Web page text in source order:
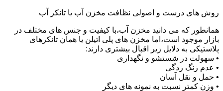
روش های درست و اصولی نظافت مخزن آب یا تانکر آب
همانطور که می دانید مخزن آب،با کیفیت و جنس های مختلف در
بازار موجود است،اما مخزن های پلی اتیلن یا همان تانکرهای
پلاستیکی به دلایل زیر اقبال بیشتری دارند:
• سهولت در شستشو و نگهداری
• عدم زنگ زدگی
• حمل و نقل آسان
• وزن کمتر نسبت به نمونه های دیگر